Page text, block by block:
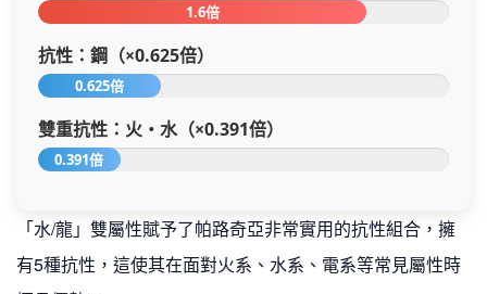
1.6倍
抗性：鋼（×0.625倍）
0.625倍
雙重抗性：火・水（×0.391倍）
0.391倍
「水/龍」雙屬性賦予了帕路奇亞非常實用的抗性組合，擁
有5種抗性，這使其在面對火系、水系、電系等常見屬性時